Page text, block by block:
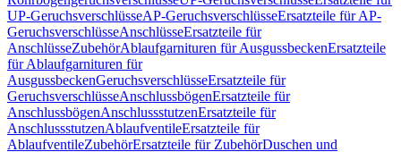
UP-GeruchsverschlüsseAP-GeruchsverschlüsseErsatzteile für AP-
GeruchsverschlüsseAnschlüsseErsatzteile für
AnschlüsseZubehörAblaufgarnituren für AusgussbeckenErsatzteile
für Ablaufgarnituren für
AusgussbeckenGeruchsverschlüsseErsatzteile für
GeruchsverschlüsseAnschlussbögenErsatzteile für
AnschlussbögenAnschlussstutzenErsatzteile für
AnschlussstutzenAblaufventileErsatzteile für
AblaufventileZubehörErsatzteile für ZubehörDuschen und